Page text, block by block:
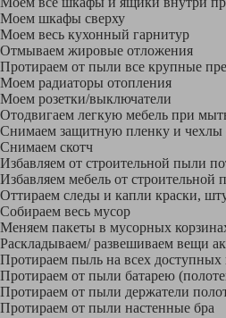
Моем шкафы сверху
Моем весь кухонный гарнитур
Отмываем жировые отложения
Протираем от пыли все крупные
Моем радиаторы отопления
Моем розетки/выключатели
Отодвигаем легкую мебель при
Снимаем защитную пленку и чехлы
Снимаем скотч
Избавляем от строительной пыли
Избавляем мебель от строительной
Оттираем следы и капли краски,
Собираем весь мусор
Меняем пакеты в мусорных
Раскладываем/ развешиваем вещи
Протираем пыль на всех доступных
Протираем от пыли батарею
Протираем от пыли держатели
Протираем от пыли настенные бра